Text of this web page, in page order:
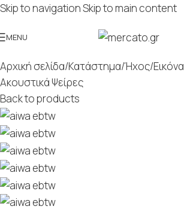
Skip to navigationSkip to main content
MENU
Αρχική σελίδα/Κατάστημα/Ήχος/Εικόνα
Ακουστικά Ψείρες
Back to products